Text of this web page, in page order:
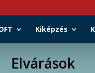
Kiképzés
Elvárások